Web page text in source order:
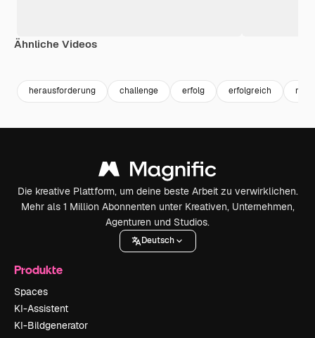
Ähnliche Videos
herausforderung challenge erfolg erfolgreich
Die kreative Plattform, um deine beste Arbeit zu verwirklichen.
Mehr als 1 Million Abonnenten unter Kreativen, Unternehmen,
Agenturen und Studios.
Deutsch
Produkte
Spaces
KI-Assistent
KI-Bildgenerator